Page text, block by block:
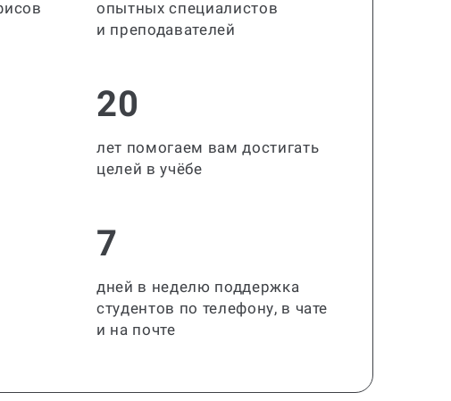
опытных специалистов
и преподавателей
20
лет помогаем вам достигать
целей в учёбе
7
дней в неделю поддержка
студентов по телефону, в чате
и на почте